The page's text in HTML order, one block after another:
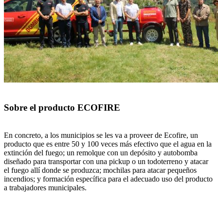
Sobre el producto ECOFIRE
En concreto, a los municipios se les va a proveer de Ecofire, un
producto que es entre 50 y 100 veces más efectivo que el agua en la
extinción del fuego; un remolque con un depósito y autobomba
diseñado para transportar con una pickup o un todoterreno y atacar
el fuego allí donde se produzca; mochilas para atacar pequeños
incendios; y formación específica para el adecuado uso del producto
a trabajadores municipales.